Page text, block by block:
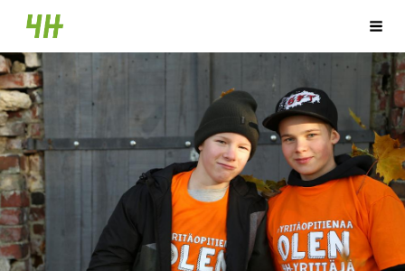
Siirry
sivun
sisältöön
Hankasalmen 4H-yhdistys